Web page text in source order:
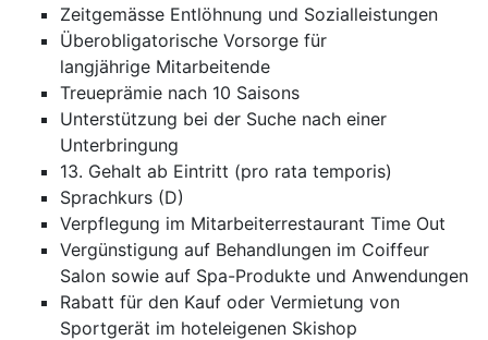
Zeitgemässe Entlöhnung und Sozialleistungen
Überobligatorische Vorsorge für
langjährige Mitarbeitende
Treueprämie nach 10 Saisons
Unterstützung bei der Suche nach einer
Unterbringung
13. Gehalt ab Eintritt (pro rata temporis)
Sprachkurs (D)
Verpflegung im Mitarbeiterrestaurant Time Out
Vergünstigung auf Behandlungen im Coiffeur
Salon sowie auf Spa-Produkte und Anwendungen
Rabatt für den Kauf oder Vermietung von
Sportgerät im hoteleigenen Skishop